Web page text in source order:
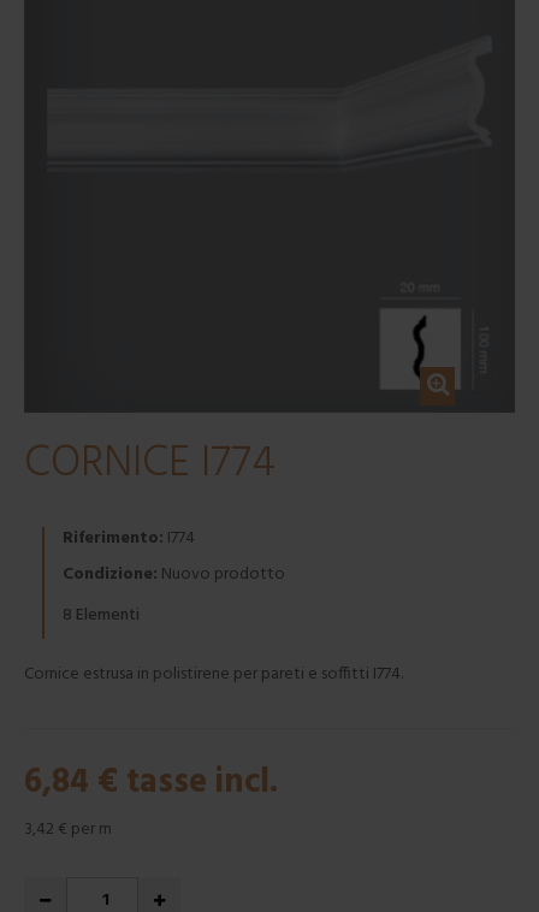
CORNICE I774
Riferimento: I774
Condizione: Nuovo prodotto
8 Elementi
Cornice estrusa in polistirene per pareti e soffitti I774.
6,84 € tasse incl.
3,42 € per m